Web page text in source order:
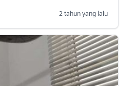
2 tahun yang lalu